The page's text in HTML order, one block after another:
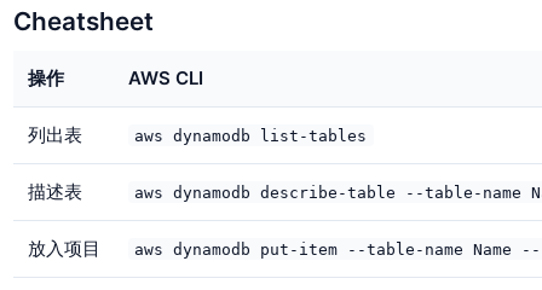
Cheatsheet
操作 AWS CLI
列出表 aws dynamodb list-tables
描述表 aws dynamodb describe-table --table-name
放入项目 aws dynamodb put-item --table-name